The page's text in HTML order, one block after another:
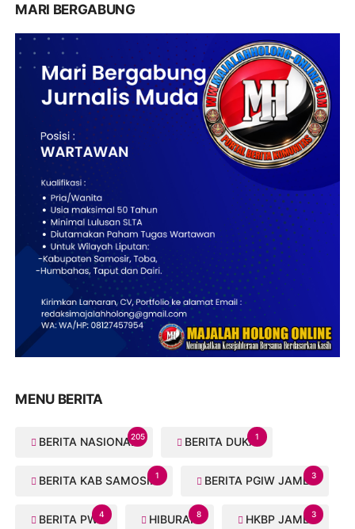
MARI BERGABUNG
MENU BERITA
BERITA NASIONAL205 BERITA DUKA1
BERITA KAB SAMOSIR1 BERITA PGIW JAMBI3
BERITA PWI4 HIBURAN8 HKBP JAMBI3